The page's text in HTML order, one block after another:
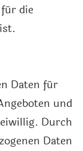
die
Daten für
und
Durch
Daten